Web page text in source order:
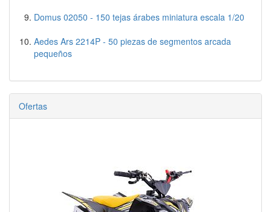
Domus 02050 - 150 tejas árabes miniatura escala 1/20
Aedes Ars 2214P - 50 piezas de segmentos arcada
pequeños
Ofertas